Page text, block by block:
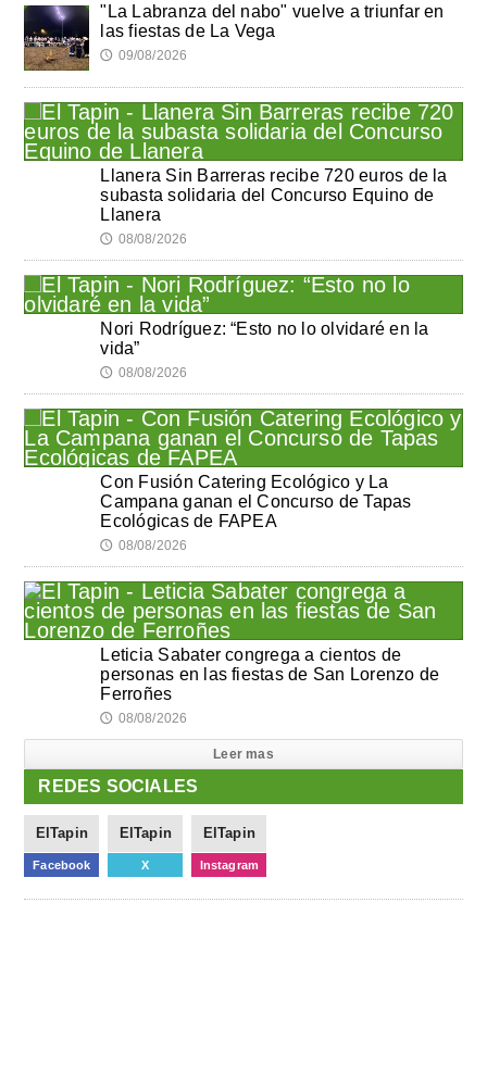
"La Labranza del nabo" vuelve a triunfar en
las fiestas de La Vega
🕔 09/08/2026
Llanera Sin Barreras recibe 720 euros de la
subasta solidaria del Concurso Equino de
Llanera
🕔 08/08/2026
Nori Rodríguez: “Esto no lo olvidaré en la
vida”
🕔 08/08/2026
Con Fusión Catering Ecológico y La
Campana ganan el Concurso de Tapas
Ecológicas de FAPEA
🕔 08/08/2026
Leticia Sabater congrega a cientos de
personas en las fiestas de San Lorenzo de
Ferroñes
🕔 08/08/2026
Leer mas
REDES SOCIALES
ElTapin
Facebook
ElTapin
X
ElTapin
Instagram